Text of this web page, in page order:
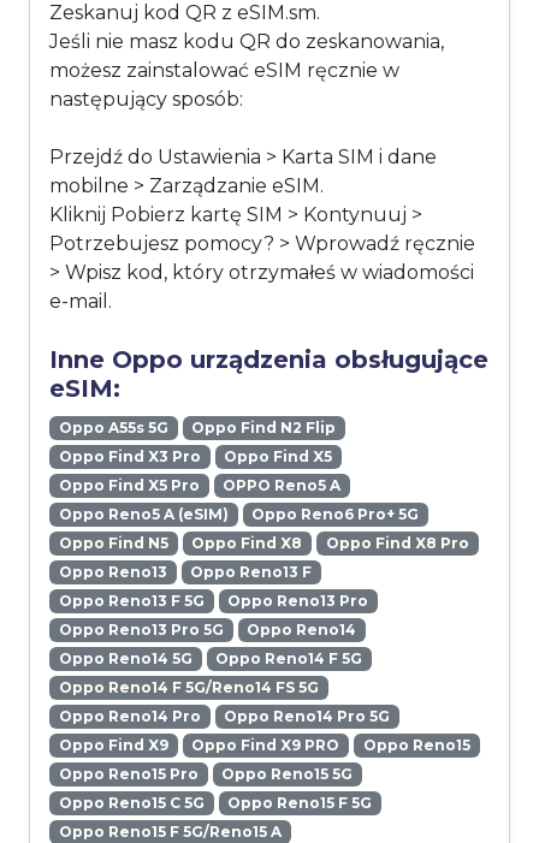
Zeskanuj kod QR z eSIM.sm.
Jeśli nie masz kodu QR do zeskanowania,
możesz zainstalować eSIM ręcznie w
następujący sposób:
Przejdź do Ustawienia > Karta SIM i dane
mobilne > Zarządzanie eSIM.
Kliknij Pobierz kartę SIM > Kontynuuj >
Potrzebujesz pomocy? > Wprowadź ręcznie
> Wpisz kod, który otrzymałeś w wiadomości
e-mail.
Inne Oppo urządzenia obsługujące
eSIM:
Oppo A55s 5G
Oppo Find N2 Flip
Oppo Find X3 Pro
Oppo Find X5
Oppo Find X5 Pro
OPPO Reno5 A
Oppo Reno5 A (eSIM)
Oppo Reno6 Pro+ 5G
Oppo Find N5
Oppo Find X8
Oppo Find X8 Pro
Oppo Reno13
Oppo Reno13 F
Oppo Reno13 F 5G
Oppo Reno13 Pro
Oppo Reno13 Pro 5G
Oppo Reno14
Oppo Reno14 5G
Oppo Reno14 F 5G
Oppo Reno14 F 5G/Reno14 FS 5G
Oppo Reno14 Pro
Oppo Reno14 Pro 5G
Oppo Find X9
Oppo Find X9 PRO
Oppo Reno15
Oppo Reno15 Pro
Oppo Reno15 5G
Oppo Reno15 C 5G
Oppo Reno15 F 5G
Oppo Reno15 F 5G/Reno15 A